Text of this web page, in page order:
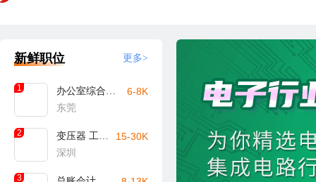
新鲜职位 更多>
1
办公室综合文员
东莞
6-8K
2
变压器 工艺工程师
深圳
15-30K
3